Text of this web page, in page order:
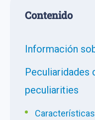
Сontenido
Información
Peculiaridades
peculiarities